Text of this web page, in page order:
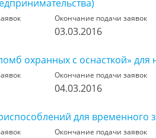
Окончание подачи заявок
03.03.2016
охранных с оснасткой»
Окончание подачи заявок
04.03.2016
для временного
Окончание подачи заявок